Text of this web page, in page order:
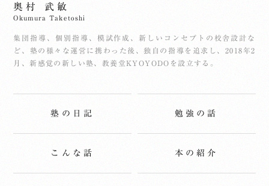
奥村 武敏
Okumura Taketoshi
集団指導、個別指導、模試作成、新しいコンセプトの校舎設計な
ど、塾の様々な運営に携わった後、独自の指導を追求し、2018年2
月、新感覚の新しい塾、教養堂KYOYODOを設立する。
塾の日記 勉強の話
こんな話 本の紹介